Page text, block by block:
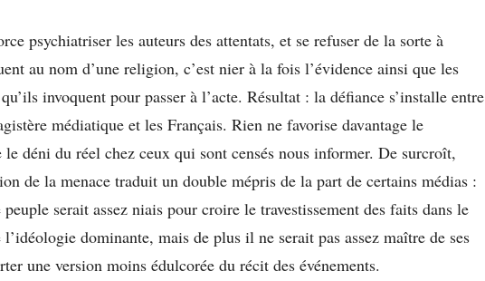
psychiatriser les auteurs des attentats, et se refuser de la sorte à
au nom d’une religion, c’est nier à la fois l’évidence ainsi que les
invoquent pour passer à l’acte. Résultat : la défiance s’installe entre
médiatique et les Français. Rien ne favorise davantage le
déni du réel chez ceux qui sont censés nous informer. De surcroît,
de la menace traduit un double mépris de la part de certains médias :
serait assez niais pour croire le travestissement des faits dans le
dominante, mais de plus il ne serait pas assez maître de ses
une version moins édulcorée du récit des événements.